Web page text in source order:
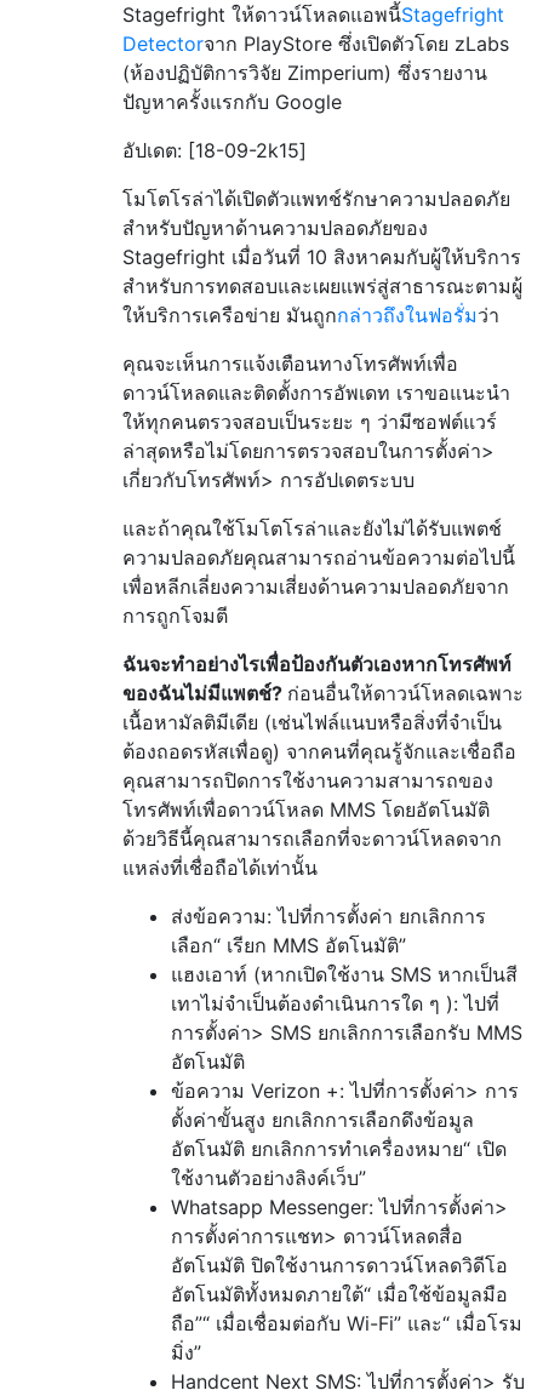
Stagefright ให้ดาวน์โหลดแอพนี้Stagefright
Detectorจาก PlayStore ซึ่งเปิดตัวโดย zLabs
(ห้องปฏิบัติการวิจัย Zimperium) ซึ่งรายงาน
ปัญหาครั้งแรกกับ Google
อัปเดต: [18-09-2k15]
โมโตโรล่าได้เปิดตัวแพทช์รักษาความปลอดภัย
สำหรับปัญหาด้านความปลอดภัยของ
Stagefright เมื่อวันที่ 10 สิงหาคมกับผู้ให้บริการ
สำหรับการทดสอบและเผยแพร่สู่สาธารณะตามผู้
ให้บริการเครือข่าย มันถูกกล่าวถึงในฟอรั่มว่า
คุณจะเห็นการแจ้งเตือนทางโทรศัพท์เพื่อ
ดาวน์โหลดและติดตั้งการอัพเดท เราขอแนะนำ
ให้ทุกคนตรวจสอบเป็นระยะ ๆ ว่ามีซอฟต์แวร์
ล่าสุดหรือไม่โดยการตรวจสอบในการตั้งค่า>
เกี่ยวกับโทรศัพท์> การอัปเดตระบบ
และถ้าคุณใช้โมโตโรล่าและยังไม่ได้รับแพตช์
ความปลอดภัยคุณสามารถอ่านข้อความต่อไปนี้
เพื่อหลีกเลี่ยงความเสี่ยงด้านความปลอดภัยจาก
การถูกโจมตี
ฉันจะทำอย่างไรเพื่อป้องกันตัวเองหากโทรศัพท์
ของฉันไม่มีแพตช์? ก่อนอื่นให้ดาวน์โหลดเฉพาะ
เนื้อหามัลติมีเดีย (เช่นไฟล์แนบหรือสิ่งที่จำเป็น
ต้องถอดรหัสเพื่อดู) จากคนที่คุณรู้จักและเชื่อถือ
คุณสามารถปิดการใช้งานความสามารถของ
โทรศัพท์เพื่อดาวน์โหลด MMS โดยอัตโนมัติ
ด้วยวิธีนี้คุณสามารถเลือกที่จะดาวน์โหลดจาก
แหล่งที่เชื่อถือได้เท่านั้น
ส่งข้อความ: ไปที่การตั้งค่า ยกเลิกการ
เลือก“ เรียก MMS อัตโนมัติ”
แฮงเอาท์ (หากเปิดใช้งาน SMS หากเป็นสี
เทาไม่จำเป็นต้องดำเนินการใด ๆ ): ไปที่
การตั้งค่า> SMS ยกเลิกการเลือกรับ MMS
อัตโนมัติ
ข้อความ Verizon +: ไปที่การตั้งค่า> การ
ตั้งค่าขั้นสูง ยกเลิกการเลือกดึงข้อมูล
อัตโนมัติ ยกเลิกการทำเครื่องหมาย“ เปิด
ใช้งานตัวอย่างลิงค์เว็บ”
Whatsapp Messenger: ไปที่การตั้งค่า>
การตั้งค่าการแชท> ดาวน์โหลดสื่อ
อัตโนมัติ ปิดใช้งานการดาวน์โหลดวิดีโอ
อัตโนมัติทั้งหมดภายใต้“ เมื่อใช้ข้อมูลมือ
ถือ”“ เมื่อเชื่อมต่อกับ Wi-Fi” และ“ เมื่อโรม
มิ่ง”
Handcent Next SMS: ไปที่การตั้งค่า> รับ